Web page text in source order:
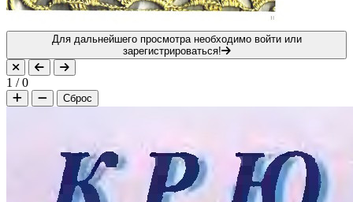
Для дальнейшего просмотра необходимо войти или
зарегистрироваться!
1 /0
Сброс